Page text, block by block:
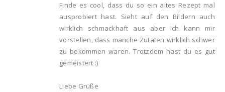
Finde es cool, dass du so ein altes Rezept mal
ausprobiert hast. Sieht auf den Bildern auch
wirklich schmackhaft aus aber ich kann mir
vorstellen, dass manche Zutaten wirklich schwer
zu bekommen waren. Trotzdem hast du es gut
gemeistert :)
Liebe Grüße